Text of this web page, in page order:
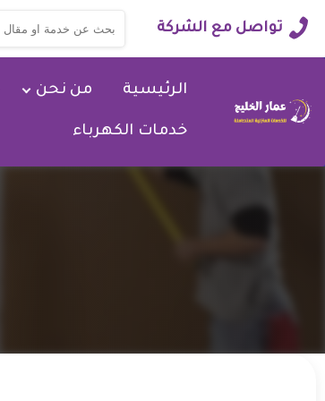
تواصل مع الشركة
البحث
عن:
الرئيسية من نحن
خدمات الكهرباء